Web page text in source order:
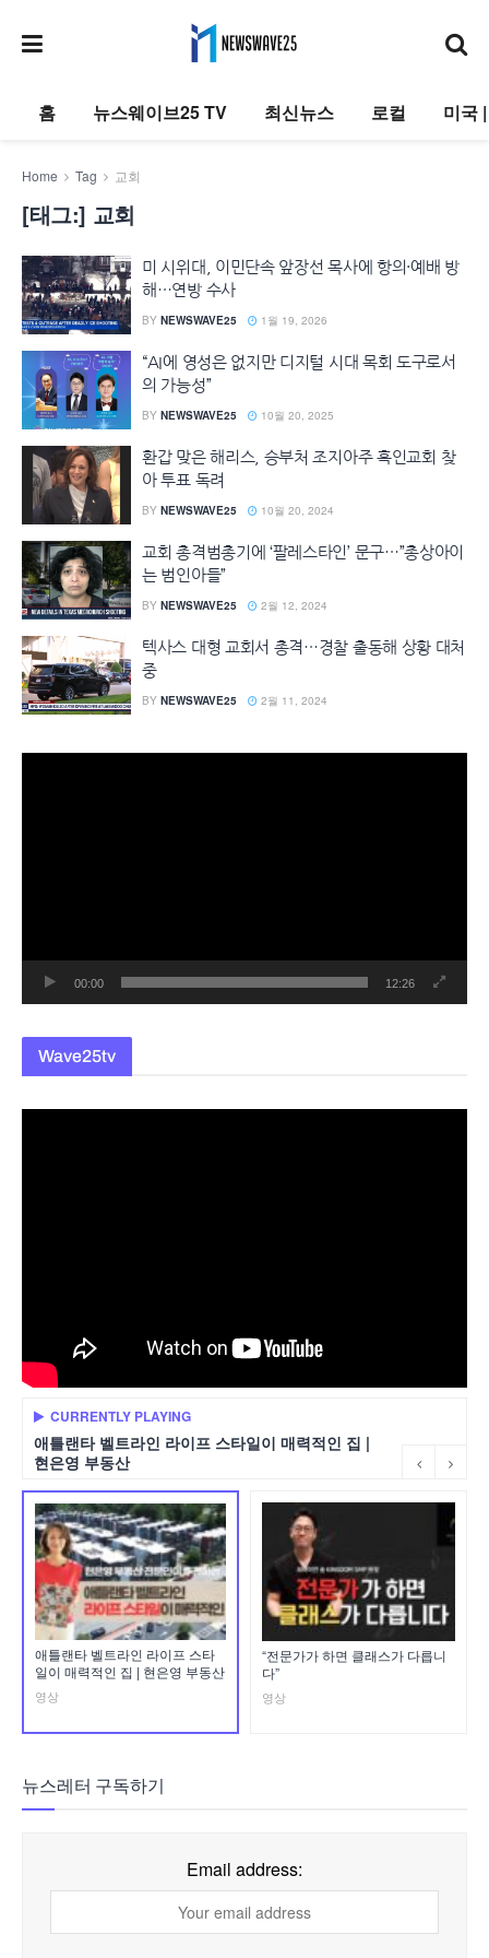
홈 뉴스웨이브25 TV 최신뉴스 로컬 미국
Home Tag 교회
[태그:] 교회
미 시위대, 이민단속 앞장선 목사에 항의·예배 방
해…연방 수사
BY NEWSWAVE25 1월 19, 2026
“AI에 영성은 없지만 디지털 시대 목회 도구로서
의 가능성”
BY NEWSWAVE25 10월 20, 2025
환갑 맞은 해리스, 승부처 조지아주 흑인교회 찾
아 투표 독려
BY NEWSWAVE25 10월 20, 2024
교회 총격범총기에 ‘팔레스타인’ 문구…”총상아이
는 범인아들”
BY NEWSWAVE25 2월 12, 2024
텍사스 대형 교회서 총격…경찰 출동해 상황 대처
중
BY NEWSWAVE25 2월 11, 2024
00:00 12:26
Wave25tv
CURRENTLY PLAYING
애틀랜타 벨트라인 라이프 스타일이 매력적인 집 |
현은영 부동산
애틀랜타 벨트라인 라이프 스타
일이 매력적인 집 | 현은영 부동산
영상
“전문가가 하면 클래스가 다릅니
다”
영상
뉴스레터 구독하기
Email address: